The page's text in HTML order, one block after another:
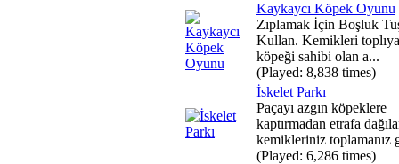
Kaykaycı Köpek Oyunu
Zıplamak İçin Boşluk
Kullan. Kemikleri
köpeği sahibi olan a...
(Played: 8,838 times)
İskelet Parkı
Paçayı azgın köpeklere
kaptırmadan etrafa
kemikleriniz toplamanız
(Played: 6,286 times)